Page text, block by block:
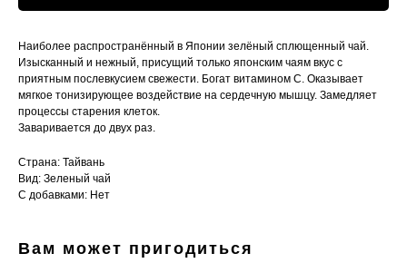
Наиболее распространённый в Японии зелёный сплющенный чай.
Изысканный и нежный, присущий только японским чаям вкус с
приятным послевкусием свежести. Богат витамином С. Оказывает
мягкое тонизирующее воздействие на сердечную мышцу. Замедляет
процессы старения клеток.
Заваривается до двух раз.
Страна: Тайвань
Вид: Зеленый чай
С добавками: Нет
Вам может пригодиться